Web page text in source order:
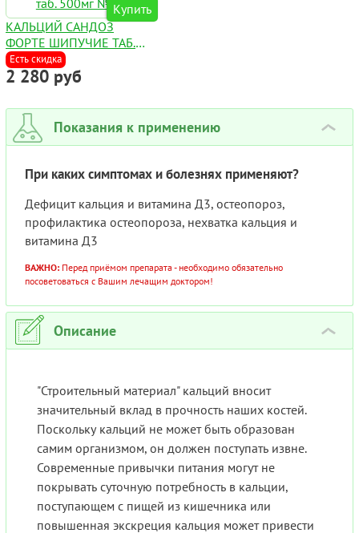
Купить
КАЛЬЦИЙ САНДОЗ
ФОРТЕ ШИПУЧИЕ ТАБ.
500МГ №20
Есть скидка
2 280 руб
Показания к применению ›
При каких симптомах и болезнях применяют?
Дефицит кальция и витамина Д3, остеопороз,
профилактика остеопороза, нехватка кальция и
витамина Д3
ВАЖНО: Перед приёмом препарата - необходимо обязательно
посоветоваться с Вашим лечащим доктором!
Описание ›
"Строительный материал" кальций вносит
значительный вклад в прочность наших костей.
Поскольку кальций не может быть образован
самим организмом, он должен поступать извне.
Современные привычки питания могут не
покрывать суточную потребность в кальции,
поступающем с пищей из кишечника или
повышенная экскреция кальция может привести